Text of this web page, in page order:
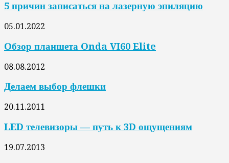
5 причин записаться на лазерную эпиляцию
05.01.2022
Обзор планшета Onda VI60 Elite
08.08.2012
Делаем выбор флешки
20.11.2011
LED телевизоры — путь к 3D ощущениям
19.07.2013